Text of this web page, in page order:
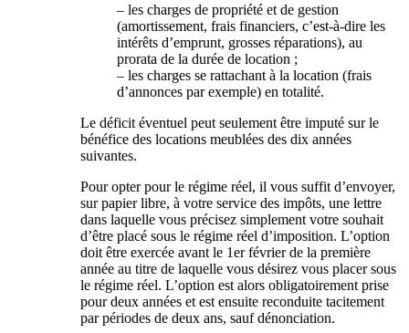
– les charges de propriété et de gestion
(amortissement, frais financiers, c’est-à-dire les
intérêts d’emprunt, grosses réparations), au
prorata de la durée de location ;
– les charges se rattachant à la location (frais
d’annonces par exemple) en totalité.
Le déficit éventuel peut seulement être imputé sur le
bénéfice des locations meublées des dix années
suivantes.
Pour opter pour le régime réel, il vous suffit d’envoyer,
sur papier libre, à votre service des impôts, une lettre
dans laquelle vous précisez simplement votre souhait
d’être placé sous le régime réel d’imposition. L’option
doit être exercée avant le 1er février de la première
année au titre de laquelle vous désirez vous placer sous
le régime réel. L’option est alors obligatoirement prise
pour deux années et est ensuite reconduite tacitement
par périodes de deux ans, sauf dénonciation.